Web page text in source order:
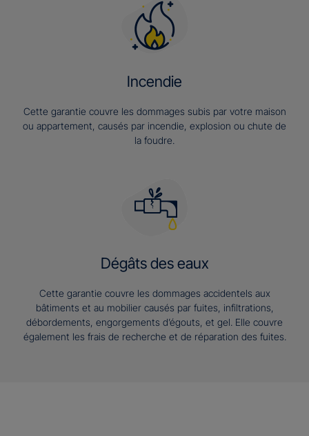
Incendie
Cette garantie couvre les dommages subis par votre maison
ou appartement, causés par incendie, explosion ou chute de
la foudre.
Dégâts des eaux
Cette garantie couvre les dommages accidentels aux
bâtiments et au mobilier causés par fuites, infiltrations,
débordements, engorgements d’égouts, et gel. Elle couvre
également les frais de recherche et de réparation des fuites.